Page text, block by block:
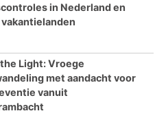
in Nederland en
Light: Vroege
met aandacht voor
vanuit